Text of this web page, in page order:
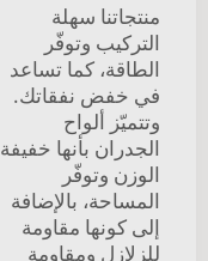
منتجاتنا سهلة
التركيب وتوفّر
الطاقة، كما تساعد
في خفض نفقاتك.
وتتميّز ألواح
الجدران بأنها خفيفة
الوزن وتوفّر
المساحة، بالإضافة
إلى كونها مقاومة
للزلازل ومقاومة